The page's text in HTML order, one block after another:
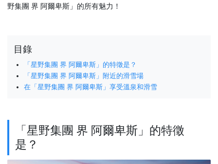
野集團 界 阿爾卑斯」的所有魅力！
目錄
「星野集團 界 阿爾卑斯」的特徵是？
「星野集團 界 阿爾卑斯」附近的滑雪場
在「星野集團 界 阿爾卑斯」享受溫泉和滑雪
「星野集團 界 阿爾卑斯」的特徵
是？